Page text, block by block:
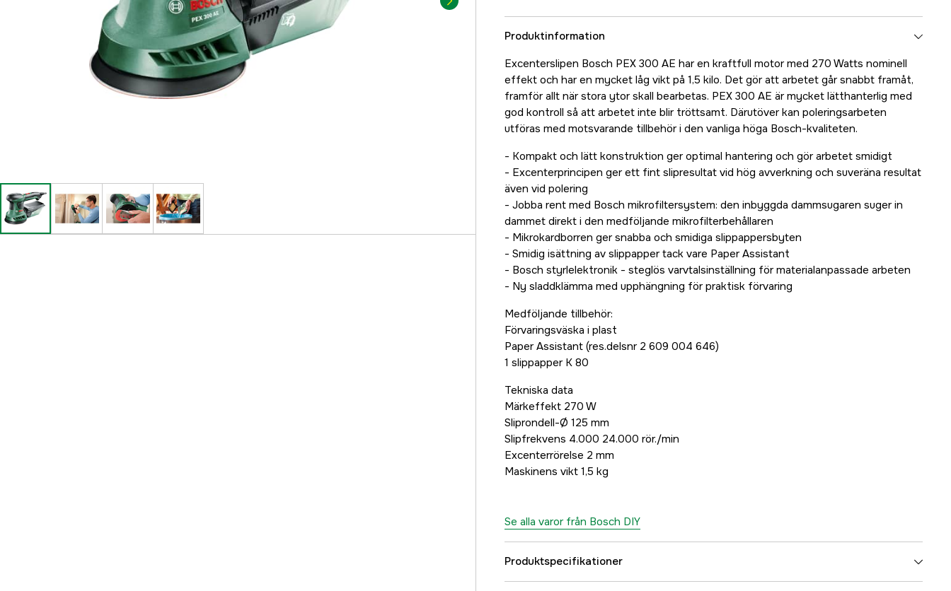
Produktinformation
Excenterslipen Bosch PEX 300 AE har en kraftfull motor med 270 Watts nominell
effekt och har en mycket låg vikt på 1,5 kilo. Det gör att arbetet går snabbt framåt,
framför allt när stora ytor skall bearbetas. PEX 300 AE är mycket lätthanterlig med
god kontroll så att arbetet inte blir tröttsamt. Därutöver kan poleringsarbeten
utföras med motsvarande tillbehör i den vanliga höga Bosch-kvaliteten.
- Kompakt och lätt konstruktion ger optimal hantering och gör arbetet smidigt
- Excenterprincipen ger ett fint slipresultat vid hög avverkning och suveräna resultat
även vid polering
- Jobba rent med Bosch mikrofiltersystem: den inbyggda dammsugaren suger in
dammet direkt i den medföljande mikrofilterbehållaren
- Mikrokardborren ger snabba och smidiga slippappersbyten
- Smidig isättning av slippapper tack vare Paper Assistant
- Bosch styrlelektronik - steglös varvtalsinställning för materialanpassade arbeten
- Ny sladdklämma med upphängning för praktisk förvaring
Medföljande tillbehör:
Förvaringsväska i plast
Paper Assistant (res.delsnr 2 609 004 646)
1 slippapper K 80
Tekniska data
Märkeffekt 270 W
Sliprondell-Ø 125 mm
Slipfrekvens 4.000 24.000 rör./min
Excenterrörelse 2 mm
Maskinens vikt 1,5 kg
Se alla varor från Bosch DIY
Produktspecifikationer